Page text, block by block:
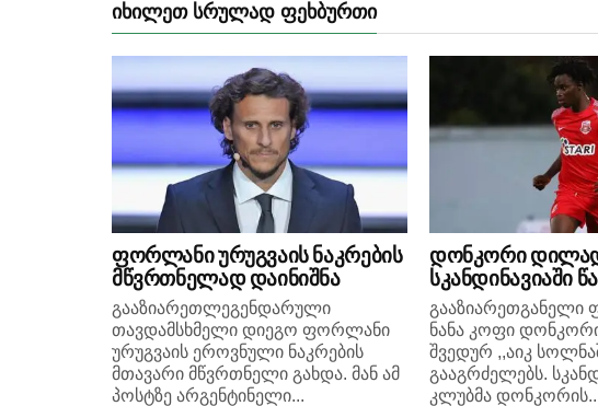
ᲘᲮᲘᲚᲔᲗ ᲡᲠᲣᲚᲐᲓ ᲤᲔᲮᲑᲣᲠᲗᲘ
ფორლანი ურუგვაის ნაკრების
მწვრთნელად დაინიშნა
გააზიარეთლეგენდარული
თავდამსხმელი დიეგო ფორლანი
ურუგვაის ეროვნული ნაკრების
მთავარი მწვრთნელი გახდა. მან ამ
პოსტზე არგენტინელი...
დონკორი
სკანდინავიაში
გააზიარეთგანელი
ნანა კოფი
შვედურ ,,აიკ
გააგრძელებს.
კლუბმა